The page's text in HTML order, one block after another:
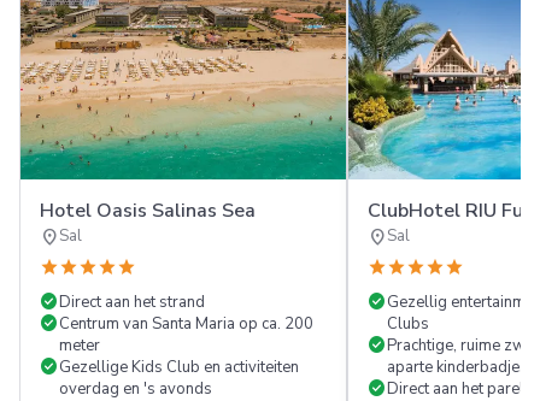
Hotel Oasis Salinas Sea
location_onSal
starstarstarstarstar
check_circleDirect aan het strand
check_circleCentrum van Santa Maria op ca. 200
meter
check_circleGezellige Kids Club en activiteiten
overdag en 's avonds
ClubHotel RIU
location_onSal
starstarstarstarstar
check_circleGezellig
Clubs
check_circlePrachtige, ruime
aparte kinderbadjes
check_circleDirect aan het